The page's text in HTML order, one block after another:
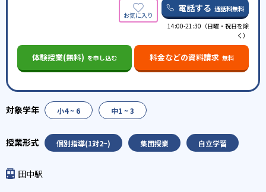
電話する 通話料無料
14:00-21:30（日曜・祝日を除
く）
体験授業(無料) を申し込む 料金などの資料請求 無料
小4 ~ 6 中1 ~ 3
個別指導(1対2~) 集団授業 自立学習
田中駅